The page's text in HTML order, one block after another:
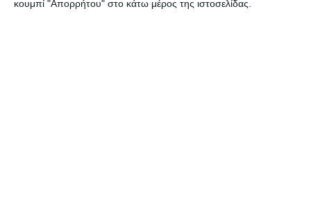
κουμπί "Απορρήτου" στο κάτω μέρος της ιστοσελίδας.
Κατηγορίες